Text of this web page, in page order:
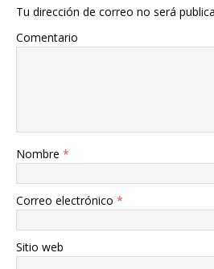
Tu dirección de correo no será
Comentario
Nombre *
Correo electrónico *
Sitio web